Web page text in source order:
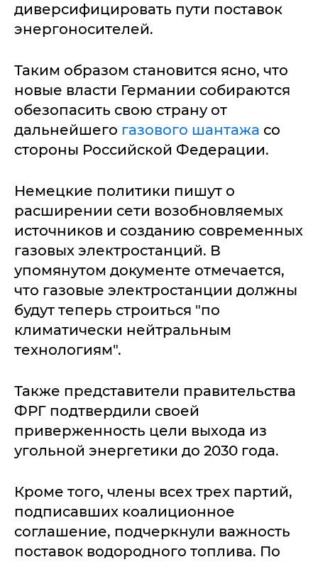
диверсифицировать пути поставок
энергоносителей.
Таким образом становится ясно, что
новые власти Германии собираются
обезопасить свою страну от
дальнейшего газового шантажа со
стороны Российской Федерации.
Немецкие политики пишут о
расширении сети возобновляемых
источников и созданию современных
газовых электростанций. В
упомянутом документе отмечается,
что газовые электростанции должны
будут теперь строиться "по
климатически нейтральным
технологиям".
Также представители правительства
ФРГ подтвердили своей
приверженность цели выхода из
угольной энергетики до 2030 года.
Кроме того, члены всех трех партий,
подписавших коалиционное
соглашение, подчеркнули важность
поставок водородного топлива. По